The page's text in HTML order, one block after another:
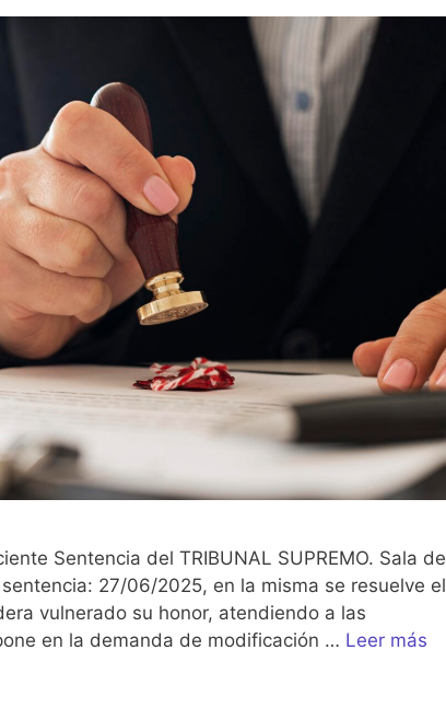
Sentencia del TRIBUNAL SUPREMO. Sala de
27/06/2025, en la misma se resuelve el
vulnerado su honor, atendiendo a las
en la demanda de modificación … Leer más